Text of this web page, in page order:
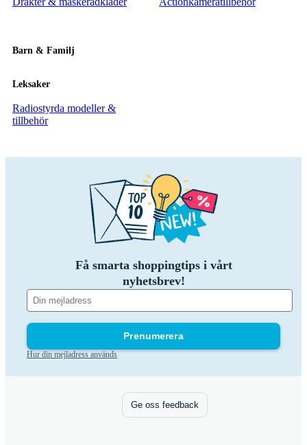
Barn & Familj
Leksaker
Radiostyrda modeller &
tillbehör
Få smarta shoppingtips i vårt
nyhetsbrev!
Prenumerera
Hur din mejladress används
Ge oss feedback